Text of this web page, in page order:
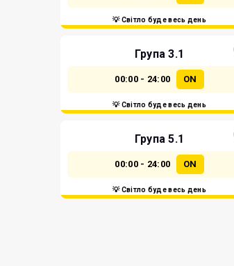
💡 Світло буде весь день
Група 3.1
00:00 - 24:00 ON
💡 Світло буде весь день
Група 5.1
00:00 - 24:00 ON
💡 Світло буде весь день